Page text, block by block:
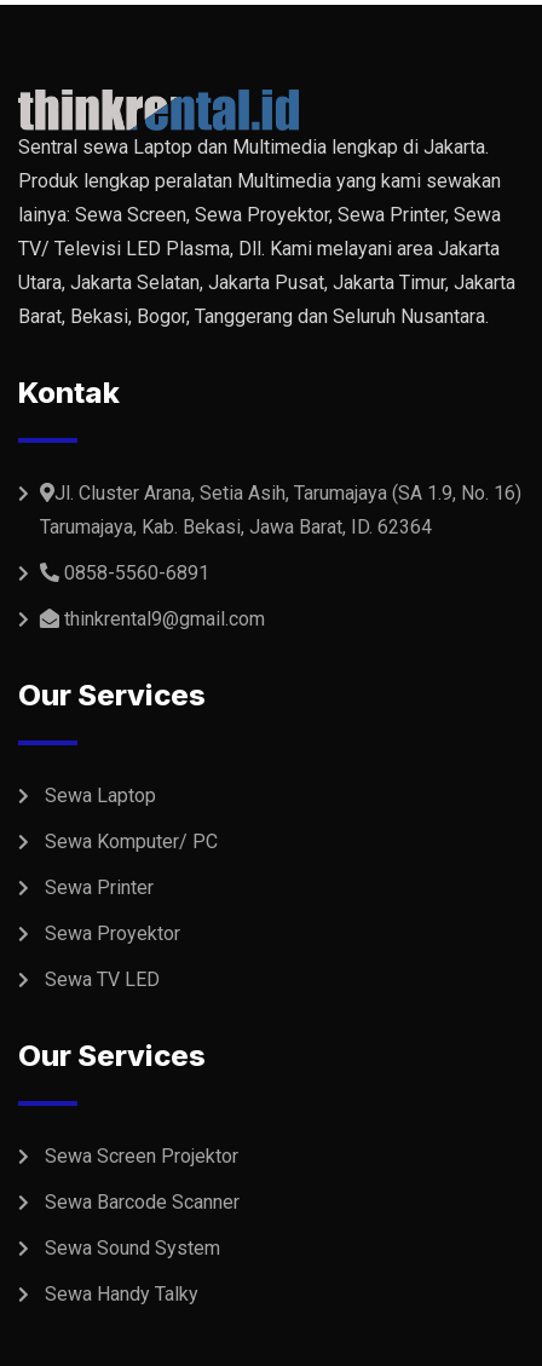
Sentral sewa Laptop dan Multimedia lengkap di Jakarta.
Produk lengkap peralatan Multimedia yang kami sewakan
lainya: Sewa Screen, Sewa Proyektor, Sewa Printer, Sewa
TV/ Televisi LED Plasma, Dll. Kami melayani area Jakarta
Utara, Jakarta Selatan, Jakarta Pusat, Jakarta Timur, Jakarta
Barat, Bekasi, Bogor, Tanggerang dan Seluruh Nusantara.
Kontak
Jl. Cluster Arana, Setia Asih, Tarumajaya (SA 1.9, No. 16)
Tarumajaya, Kab. Bekasi, Jawa Barat, ID. 62364
0858-5560-6891
thinkrental9@gmail.com
Our Services
Sewa Laptop
Sewa Komputer/ PC
Sewa Printer
Sewa Proyektor
Sewa TV LED
Our Services
Sewa Screen Projektor
Sewa Barcode Scanner
Sewa Sound System
Sewa Handy Talky